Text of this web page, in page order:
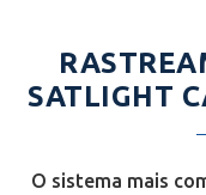
SATLIGHT
O sistema mais